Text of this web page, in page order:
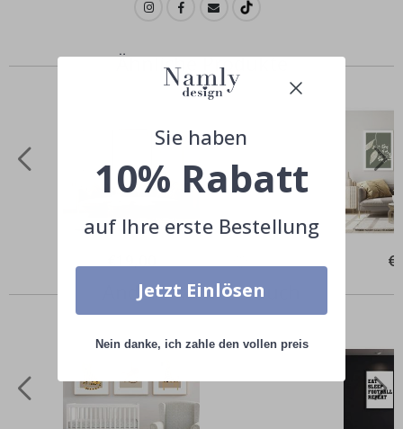
Ähnliche Produkte
Price
Andere kauften auch
Sie haben
10% Rabatt
auf Ihre erste Bestellung
Jetzt Einlösen
Nein danke, ich zahle den vollen preis